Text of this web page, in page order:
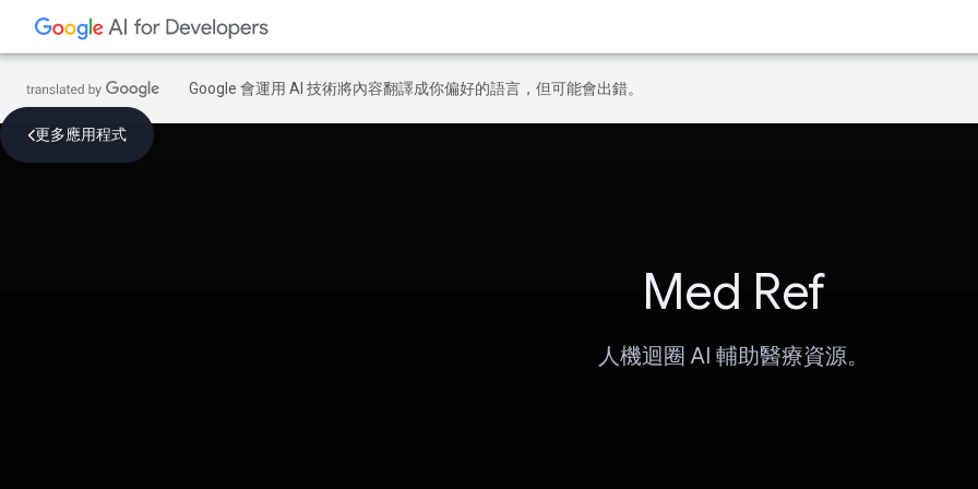
Google 會運用 AI 技術將內容翻譯成你偏好的語言，但可能會出錯。
更多應用程式
Med Ref
人機迴圈 AI 輔助醫療資源。